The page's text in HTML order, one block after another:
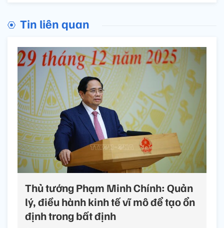
Tin liên quan
Thủ tướng Phạm Minh Chính: Quản
lý, điều hành kinh tế vĩ mô để tạo ổn
định trong bất định